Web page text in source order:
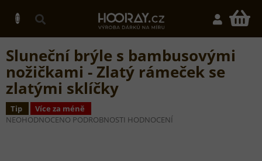
obsah
Sluneční brýle s bambusovými
nožičkami - Zlatý rámeček se
zlatými sklíčky
Tip Více za méně
PRŮMĚRNÉ
NEOHODNOCENO PODROBNOSTI HODNOCENÍ